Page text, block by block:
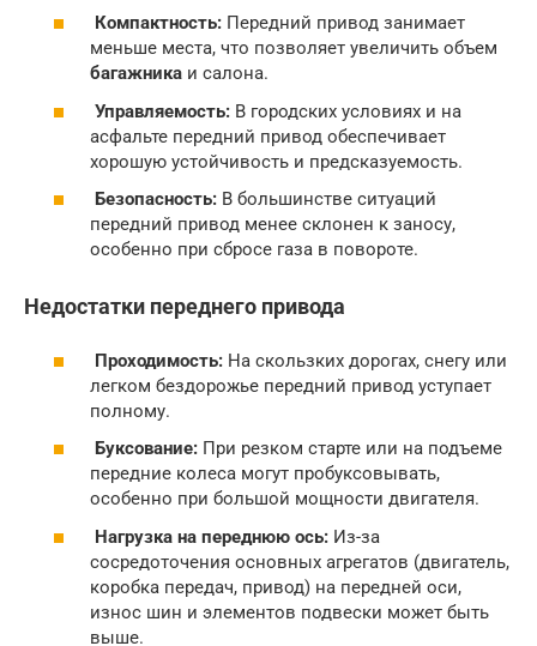
Компактность: Передний привод занимает
меньше места, что позволяет увеличить объем
багажника и салона.
Управляемость: В городских условиях и на
асфальте передний привод обеспечивает
хорошую устойчивость и предсказуемость.
Безопасность: В большинстве ситуаций
передний привод менее склонен к заносу,
особенно при сбросе газа в повороте.
Недостатки переднего привода
Проходимость: На скользких дорогах, снегу или
легком бездорожье передний привод уступает
полному.
Буксование: При резком старте или на подъеме
передние колеса могут пробуксовывать,
особенно при большой мощности двигателя.
Нагрузка на переднюю ось: Из-за
сосредоточения основных агрегатов (двигатель,
коробка передач, привод) на передней оси,
износ шин и элементов подвески может быть
выше.